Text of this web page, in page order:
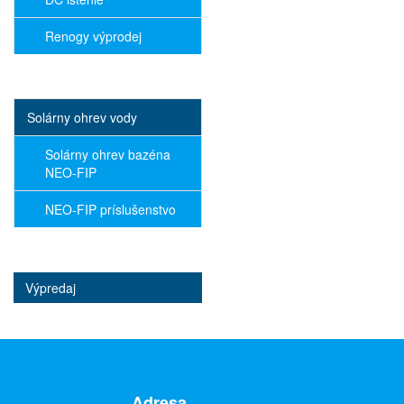
Renogy výprodej
Solárny ohrev vody
Solárny ohrev bazéna
NEO-FIP
NEO-FIP príslušenstvo
Výpredaj